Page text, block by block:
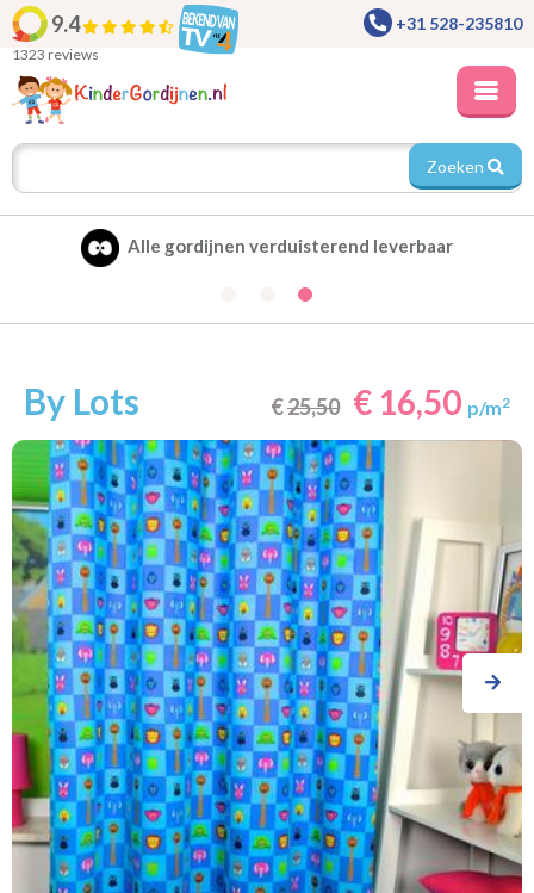
9.4
1323 reviews
+31 528-235810
Zoeken
Alle gordijnen verduisterend leverbaar
By Lots €25,50 € 16,50 p/m2